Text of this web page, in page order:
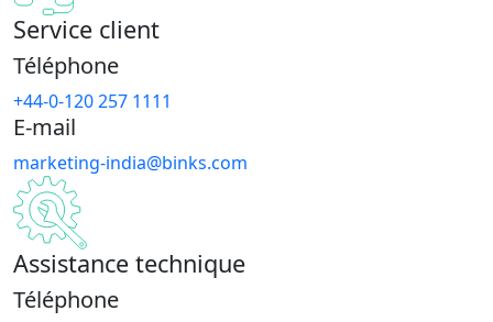
Service client
Téléphone
+44-0-120 257 1111
E-mail
marketing-india@binks.com
Assistance technique
Téléphone